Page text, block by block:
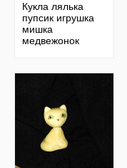
Кукла лялька
пупсик игрушка
мишка
медвежонок
винтажная гдр